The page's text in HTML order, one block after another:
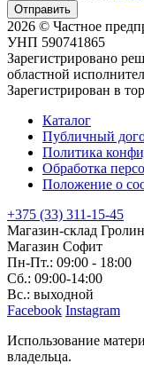
Отправить
2026 © Частное
УНП 590741865
Зарегистрировано
областной
Зарегистрирован в
Каталог
Публичный
Политика
Обработка
Положение о
+375 (33) 311-15-45
Магазин-склад
Магазин Софит
Пн-Пт.: 09:00 - 18:00
Сб.: 09:00-14:00
Вс.: выходной
Facebook Instagram
Использование
владельца.